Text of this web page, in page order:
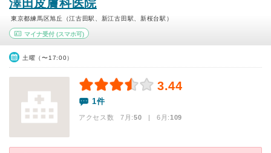
澤田皮膚科医院
東京都練馬区旭丘（江古田駅、新江古田駅、新桜台駅）
マイナ受付 (スマホ可)
土曜（〜17:00）
3.44
1件
アクセス数 7月:50 | 6月:109